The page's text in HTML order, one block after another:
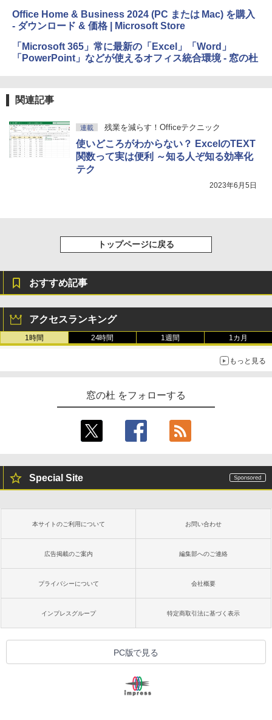
Office Home & Business 2024 (PC または Mac) を購入
- ダウンロード & 価格 | Microsoft Store
「Microsoft 365」常に最新の「Excel」「Word」
「PowerPoint」などが使えるオフィス統合環境 - 窓の杜
関連記事
連載 残業を減らす！Officeテクニック
使いどころがわからない？ ExcelのTEXT
関数って実は便利 ～知る人ぞ知る効率化
テク
2023年6月5日
トップページに戻る
おすすめ記事
アクセスランキング
1時間 24時間 1週間 1カ月
もっと見る
窓の杜 をフォローする
Special Site
本サイトのご利用について お問い合わせ
広告掲載のご案内 編集部へのご連絡
プライバシーについて 会社概要
インプレスグループ 特定商取引法に基づく表示
PC版で見る